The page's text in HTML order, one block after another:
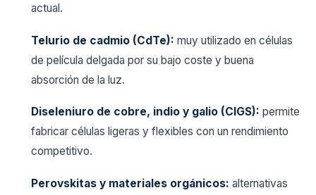
actual.
Telurio de cadmio (CdTe): muy utilizado en células
de película delgada por su bajo coste y buena
absorción de la luz.
Diseleniuro de cobre, indio y galio (CIGS): permite
fabricar células ligeras y flexibles con un rendimiento
competitivo.
Perovskitas y materiales orgánicos: alternativas